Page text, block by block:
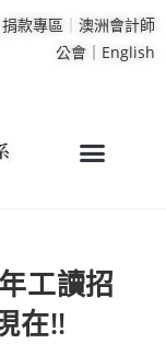
捐款專區 ｜ 澳洲會計師
公會｜ English
工讀招
在!!